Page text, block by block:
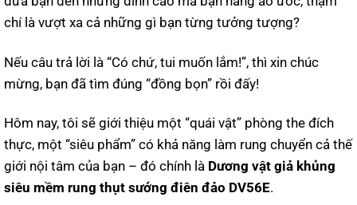
chí là vượt xa cả những gì bạn từng tưởng tượng?
Nếu câu trả lời là “Có chứ, tui muốn lắm!”, thì xin chúc
mừng, bạn đã tìm đúng “đồng bọn” rồi đấy!
Hôm nay, tôi sẽ giới thiệu một “quái vật” phòng the đích
thực, một “siêu phẩm” có khả năng làm rung chuyển cả thế
giới nội tâm của bạn – đó chính là Dương vật giả khủng
siêu mềm rung thụt sướng điên đảo DV56E.